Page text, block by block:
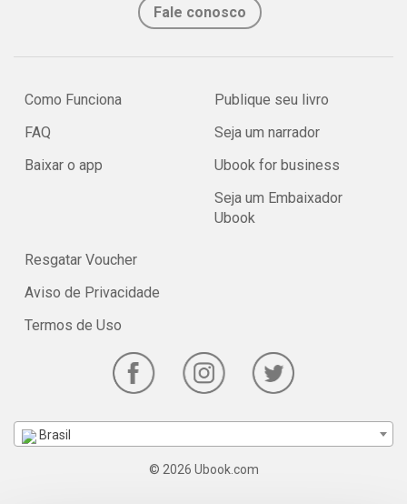
Fale conosco
Como Funciona
FAQ
Baixar o app
Publique seu livro
Seja um narrador
Ubook for business
Seja um Embaixador
Ubook
Resgatar Voucher
Aviso de Privacidade
Termos de Uso
Brasil
© 2026 Ubook.com